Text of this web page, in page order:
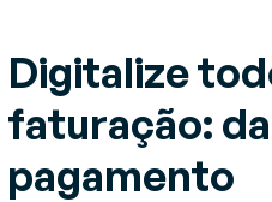
Digitalize
faturação:
pagamento